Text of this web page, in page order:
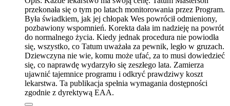
przekonała się o tym po latach monitorowania przez Program.
Była świadkiem, jak jej chłopak Wes powrócił odmieniony,
pozbawiony wspomnień. Korekta dała im nadzieję na powrót
do normalnego życia. Kiedy jednak procedura nie powiodła
się, wszystko, co Tatum uważała za pewnik, legło w gruzach.
Dziewczyna nie wie, komu może ufać, za to musi dowiedzieć
się, co naprawdę wydarzyło się zeszłego lata. Zamierza
ujawnić tajemnice programu i odkryć prawdziwy koszt
lekarstwa. Ta publikacja spełnia wymagania dostępności
zgodnie z dyrektywą EAA.